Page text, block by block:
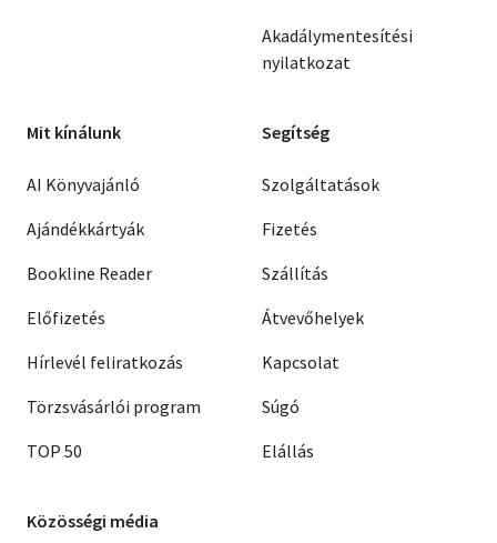
Akadálymentesítési
nyilatkozat
Mit kínálunk
AI Könyvajánló
Ajándékkártyák
Bookline Reader
Előfizetés
Hírlevél feliratkozás
Törzsvásárlói program
TOP 50
Segítség
Szolgáltatások
Fizetés
Szállítás
Átvevőhelyek
Kapcsolat
Súgó
Elállás
Közösségi média